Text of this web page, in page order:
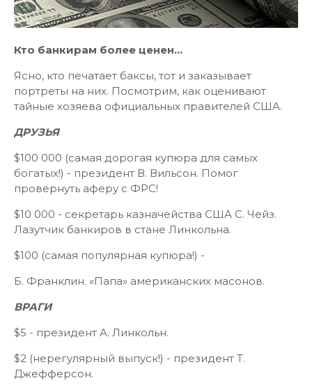
Кто банкирам более ценен...
Ясно, кто печатает баксы, тот и заказывает
портреты на них. Посмотрим, как оценивают
тайные хозяева официальных правителей США.
ДРУЗЬЯ
$100 000 (самая дорогая купюра для самых
богатых!) - президент В. Вильсон. Помог
провернуть аферу с ФРС!
$10 000 - секретарь казначейства США С. Чейз.
Лазутчик банкиров в стане Линкольна.
$100 (самая популярная купюра!) -
Б. Франклин. «Папа» американских масонов.
ВРАГИ
$5 - президент А. Линкольн.
$2 (нерегулярный выпуск!) - президент Т.
Джефферсон.